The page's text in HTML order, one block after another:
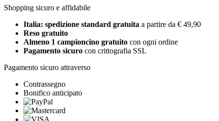
Shopping sicuro e affidabile
Italia: spedizione standard gratuita a partire da € 49,90
Reso gratuito
Almeno 1 campioncino gratuito con ogni ordine
Pagamento sicuro con crittografia SSL
Pagamento sicuro attraverso
Contrassegno
Bonifico anticipato